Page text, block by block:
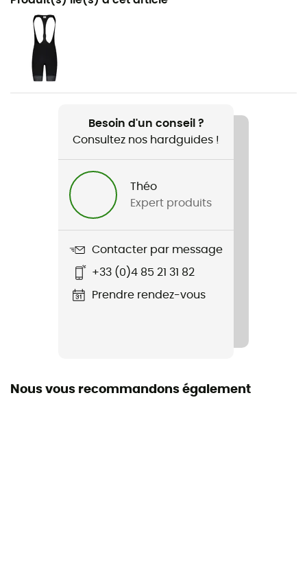
Genre
Homme
Poids
Nom du produit
KalzasM. 1/1
Technologies utilisées
Polygiene StayFresh™ / Moon Dry ECO / Quick Drying
Manches
Besoin d'un conseil ?
Consultez nos hardguides !
Théo
Expert produits
Contacter par message
+33 (0)4 85 21 31 82
Prendre rendez-vous
Nous vous recommandons également